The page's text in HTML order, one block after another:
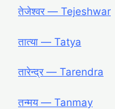
तेजेश्वर ― Tejeshwar
तात्या ― Tatya
तारेन्द्र ― Tarendra
तन्मय ― Tanmay